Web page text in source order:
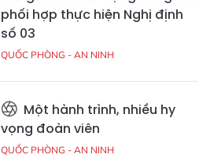
phối hợp thực hiện Nghị định
số 03
QUỐC PHÒNG - AN NINH
Một hành trình, nhiều hy
vọng đoàn viên
QUỐC PHÒNG - AN NINH